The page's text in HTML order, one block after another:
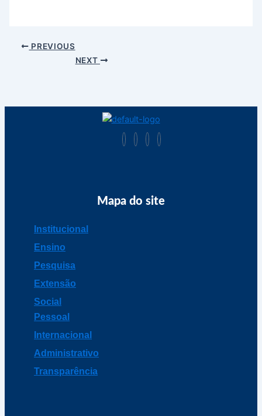
PREVIOUS
NEXT
Mapa do site
Institucional
Ensino
Pesquisa
Extensão
Social
Pessoal
Internacional
Administrativo
Transparência